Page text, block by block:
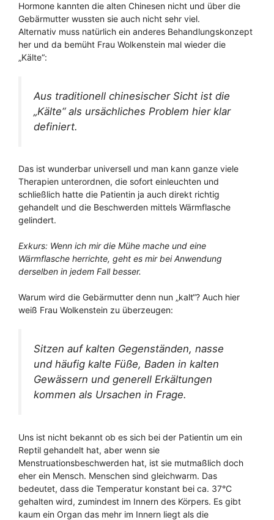
Hormone kannten die alten Chinesen nicht und über die
Gebärmutter wussten sie auch nicht sehr viel.
Alternativ muss natürlich ein anderes Behandlungskonzept
her und da bemüht Frau Wolkenstein mal wieder die
„Kälte“:
Aus traditionell chinesischer Sicht ist die
„Kälte“ als ursächliches Problem hier klar
definiert.
Das ist wunderbar universell und man kann ganze viele
Therapien unterordnen, die sofort einleuchten und
schließlich hatte die Patientin ja auch direkt richtig
gehandelt und die Beschwerden mittels Wärmflasche
gelindert.
Exkurs: Wenn ich mir die Mühe mache und eine
Wärmflasche herrichte, geht es mir bei Anwendung
derselben in jedem Fall besser.
Warum wird die Gebärmutter denn nun „kalt“? Auch hier
weiß Frau Wolkenstein zu überzeugen:
Sitzen auf kalten Gegenständen, nasse
und häufig kalte Füße, Baden in kalten
Gewässern und generell Erkältungen
kommen als Ursachen in Frage.
Uns ist nicht bekannt ob es sich bei der Patientin um ein
Reptil gehandelt hat, aber wenn sie
Menstruationsbeschwerden hat, ist sie mutmaßlich doch
eher ein Mensch. Menschen sind gleichwarm. Das
bedeutet, dass die Temperatur konstant bei ca. 37°C
gehalten wird, zumindest im Innern des Körpers. Es gibt
kaum ein Organ das mehr im Innern liegt als die